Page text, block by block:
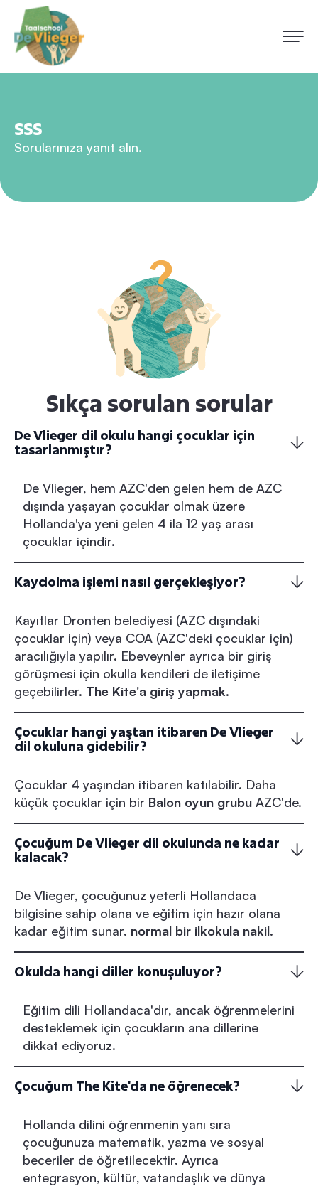
SSS
Sorularınıza yanıt alın.
Sıkça sorulan sorular
De Vlieger dil okulu hangi çocuklar için
tasarlanmıştır?
De Vlieger, hem AZC'den gelen hem de AZC
dışında yaşayan çocuklar olmak üzere
Hollanda'ya yeni gelen 4 ila 12 yaş arası
çocuklar içindir.
Kaydolma işlemi nasıl gerçekleşiyor?
Kayıtlar Dronten belediyesi (AZC dışındaki
çocuklar için) veya COA (AZC'deki çocuklar için)
aracılığıyla yapılır. Ebeveynler ayrıca bir giriş
görüşmesi için okulla kendileri de iletişime
geçebilirler. The Kite'a giriş yapmak.
Çocuklar hangi yaştan itibaren De Vlieger
dil okuluna gidebilir?
Çocuklar 4 yaşından itibaren katılabilir. Daha
küçük çocuklar için bir Balon oyun grubu AZC'de.
Çocuğum De Vlieger dil okulunda ne kadar
kalacak?
De Vlieger, çocuğunuz yeterli Hollandaca
bilgisine sahip olana ve eğitim için hazır olana
kadar eğitim sunar. normal bir ilkokula nakil.
Okulda hangi diller konuşuluyor?
Eğitim dili Hollandaca'dır, ancak öğrenmelerini
desteklemek için çocukların ana dillerine
dikkat ediyoruz.
Çocuğum The Kite'da ne öğrenecek?
Hollanda dilini öğrenmenin yanı sıra
çocuğunuza matematik, yazma ve sosyal
beceriler de öğretilecektir. Ayrıca
entegrasyon, kültür, vatandaşlık ve dünya